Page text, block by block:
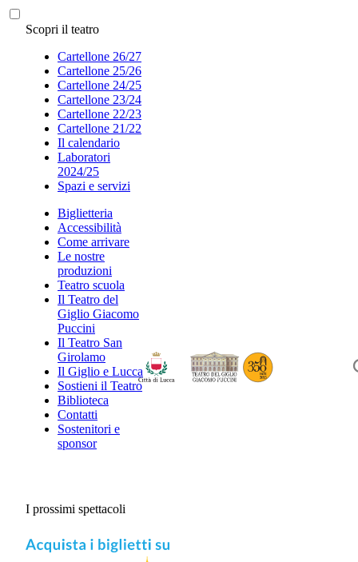
Scopri il teatro
Cartellone 26/27
Cartellone 25/26
Cartellone 24/25
Cartellone 23/24
Cartellone 22/23
Cartellone 21/22
Il calendario
Laboratori
2024/25
Spazi e servizi
Biglietteria
Accessibilità
Come arrivare
Le nostre
produzioni
Teatro scuola
Il Teatro del
Giglio Giacomo
Puccini
Il Teatro San
Girolamo
Il Giglio e Lucca
Sostieni il Teatro
Biblioteca
Contatti
Sostenitori e
sponsor
I prossimi spettacoli